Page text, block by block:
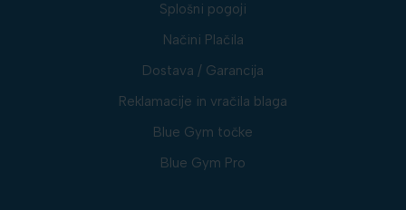
Splošni pogoji
Načini Plačila
Dostava / Garancija
Reklamacije in vračila blaga
Blue Gym točke
Blue Gym Pro